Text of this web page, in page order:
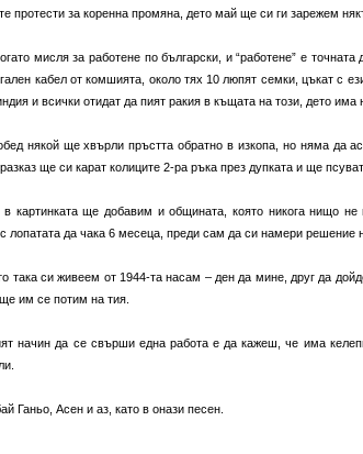
протести за коренна промяна, дето май ще си ги зарежем
мисля за работене по български, и “работене” е
кабел от комшията, около тях 10 люпят семки, цъкат с
и всички отидат да пият ракия в къщата на този, дето има
някой ще хвърли пръстта обратно в изкопа, но няма да
ще си карат колиците 2-ра ръка през дупката и ще
в картинката ще добавим и общината, която никога нищо
лопатата да чака 6 месеца, преди сам да си намери решение
така си живеем от 1944-та насам – ден да мине, друг да
им се потим на тия.
начин да се свърши една работа е да кажеш, че има
Ганьо, Асен и аз, като в онази песен.